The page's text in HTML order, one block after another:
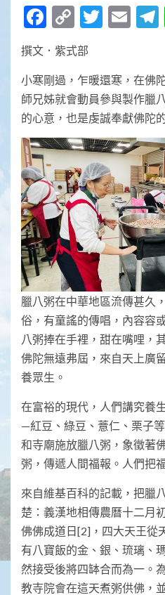
Facebook
Copy
Link
撰文．紫式部
小寒剛過，乍暖還寒，在佛
師兄姊就會動員參與製作臘
的心意，也是虔誠奉獻佛陀
臘八粥在中華地區流傳甚久
俗，有童謠的傳唱，內容容
八粥捧在手裡，甜在嘴哩，
佛陀無遠弗屆，來自天上廣
養眾生。
在富裕的現代，人們講究養
—紅豆、綠豆、薏仁、栗子
和寺廟施放臘八粥，象徵著
粥，傳遞人間福報。人們把
來自維基百科的記載，把臘
楚：義漢地相傳農曆十二月
佛佛成道日[2]，四大天王從
有八寶飯的金、銀、琉璃、
然接受後將四缽合而為一。
教寺院會在這天煮粥供佛，